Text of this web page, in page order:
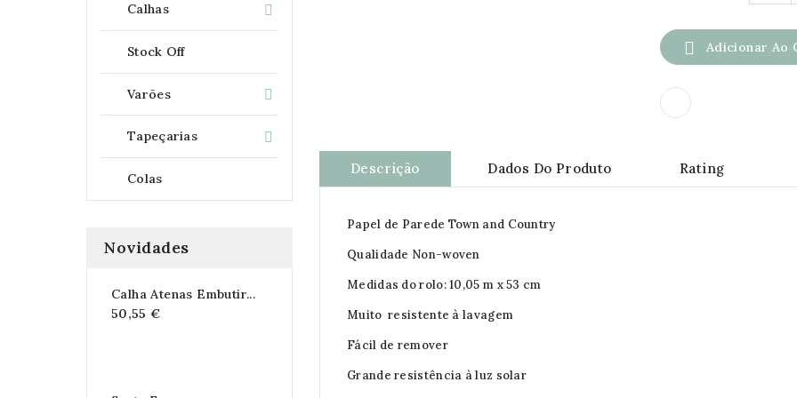

Calhas
Stock Off

Varões

Tapeçarias
Colas
Novidades
Calha Atenas Embutir...
50,55 €
 Adicionar Ao
Descrição Dados Do Produto Rating
Papel de Parede Town and Country
Qualidade Non-woven
Medidas do rolo: 10,05 m x 53 cm
Muito resistente à lavagem
Fácil de remover
Grande resistência à luz solar